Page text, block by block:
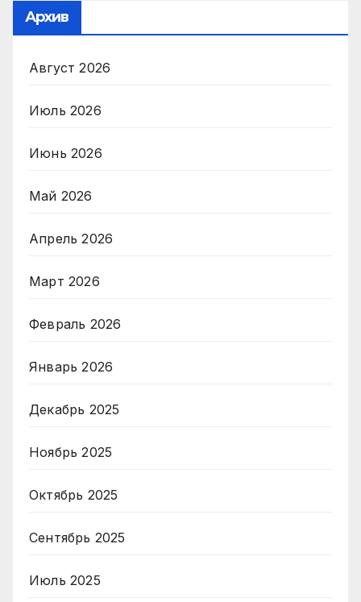
Архив
Август 2026
Июль 2026
Июнь 2026
Май 2026
Апрель 2026
Март 2026
Февраль 2026
Январь 2026
Декабрь 2025
Ноябрь 2025
Октябрь 2025
Сентябрь 2025
Июль 2025